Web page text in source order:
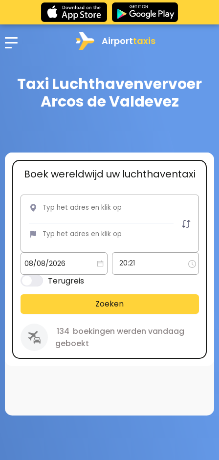
Airporttaxis
Taxi Luchthavenvervoer
Arcos de Valdevez
Boek wereldwijd uw luchthaventaxi
Terugreis
Zoeken
134 boekingen werden vandaag
geboekt